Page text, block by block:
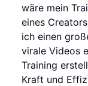
wäre mein
eines
ich einen
virale Videos
Training
Kraft und